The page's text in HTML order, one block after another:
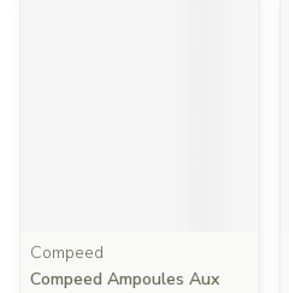
Compeed
Compeed Ampoules Aux